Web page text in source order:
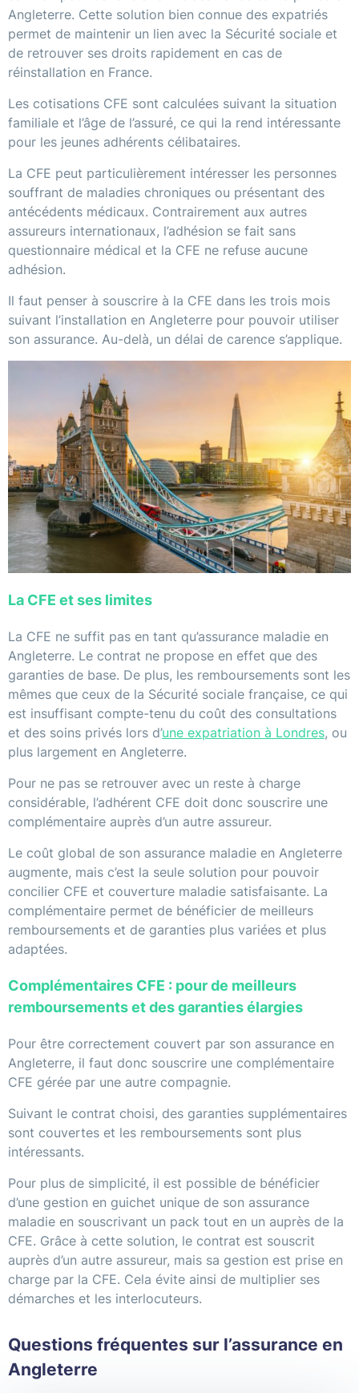
Angleterre. Cette solution bien connue des expatriés
permet de maintenir un lien avec la Sécurité sociale et
de retrouver ses droits rapidement en cas de
réinstallation en France.
Les cotisations CFE sont calculées suivant la situation
familiale et l’âge de l’assuré, ce qui la rend intéressante
pour les jeunes adhérents célibataires.
La CFE peut particulièrement intéresser les personnes
souffrant de maladies chroniques ou présentant des
antécédents médicaux. Contrairement aux autres
assureurs internationaux, l’adhésion se fait sans
questionnaire médical et la CFE ne refuse aucune
adhésion.
Il faut penser à souscrire à la CFE dans les trois mois
suivant l’installation en Angleterre pour pouvoir utiliser
son assurance. Au-delà, un délai de carence s’applique.
La CFE et ses limites
La CFE ne suffit pas en tant qu’assurance maladie en
Angleterre. Le contrat ne propose en effet que des
garanties de base. De plus, les remboursements sont les
mêmes que ceux de la Sécurité sociale française, ce qui
est insuffisant compte-tenu du coût des consultations
et des soins privés lors d’une expatriation à Londres, ou
plus largement en Angleterre.
Pour ne pas se retrouver avec un reste à charge
considérable, l’adhérent CFE doit donc souscrire une
complémentaire auprès d’un autre assureur.
Le coût global de son assurance maladie en Angleterre
augmente, mais c’est la seule solution pour pouvoir
concilier CFE et couverture maladie satisfaisante. La
complémentaire permet de bénéficier de meilleurs
remboursements et de garanties plus variées et plus
adaptées.
Complémentaires CFE : pour de meilleurs
remboursements et des garanties élargies
Pour être correctement couvert par son assurance en
Angleterre, il faut donc souscrire une complémentaire
CFE gérée par une autre compagnie.
Suivant le contrat choisi, des garanties supplémentaires
sont couvertes et les remboursements sont plus
intéressants.
Pour plus de simplicité, il est possible de bénéficier
d’une gestion en guichet unique de son assurance
maladie en souscrivant un pack tout en un auprès de la
CFE. Grâce à cette solution, le contrat est souscrit
auprès d’un autre assureur, mais sa gestion est prise en
charge par la CFE. Cela évite ainsi de multiplier ses
démarches et les interlocuteurs.
Questions fréquentes sur l’assurance en
Angleterre